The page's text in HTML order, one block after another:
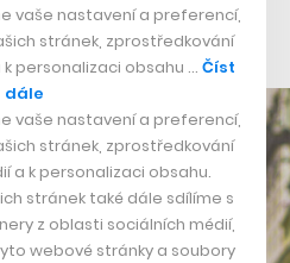
až několik tisíc.
vaše nastavení a preferencí,
stránek, zprostředkování
personalizaci obsahu … Číst
dále
vaše nastavení a preferencí,
stránek, zprostředkování
a k personalizaci obsahu.
stránek také dále sdílíme s
z oblasti sociálních médií,
webové stránky a soubory